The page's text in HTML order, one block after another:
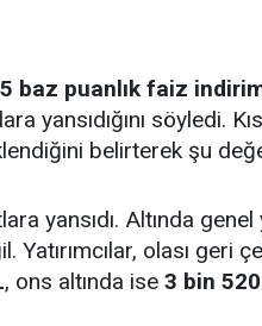
baz puanlık faiz
yansıdığını söyledi.
belirterek şu
yansıdı. Altında
olası geri
, ons altında ise 3 bin